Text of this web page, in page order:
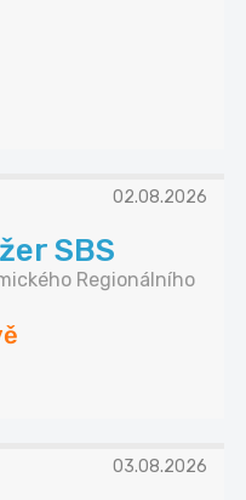
02.08.2026
SBS
Regionálního
03.08.2026